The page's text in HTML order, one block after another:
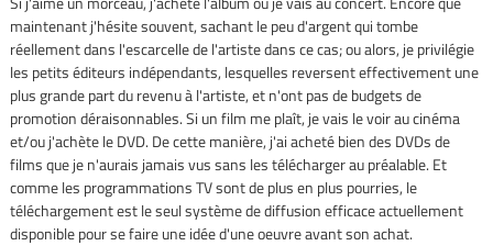
maintenant j'hésite souvent, sachant le peu d'argent qui tombe
réellement dans l'escarcelle de l'artiste dans ce cas; ou alors, je privilégie
les petits éditeurs indépendants, lesquelles reversent effectivement une
plus grande part du revenu à l'artiste, et n'ont pas de budgets de
promotion déraisonnables. Si un film me plaît, je vais le voir au cinéma
et/ou j'achète le DVD. De cette manière, j'ai acheté bien des DVDs de
films que je n'aurais jamais vus sans les télécharger au préalable. Et
comme les programmations TV sont de plus en plus pourries, le
téléchargement est le seul système de diffusion efficace actuellement
disponible pour se faire une idée d'une oeuvre avant son achat.